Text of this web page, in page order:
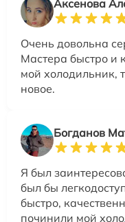
Аксенова
Очень довольна
Мастера быстро и
мой холодильник,
новое.
Богданов
Я был
был бы
быстро,
починили мой